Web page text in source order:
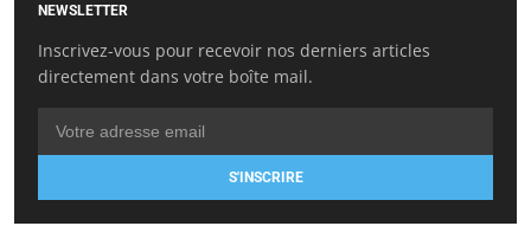
NEWSLETTER
Inscrivez-vous pour recevoir nos derniers articles
directement dans votre boîte mail.
S'INSCRIRE